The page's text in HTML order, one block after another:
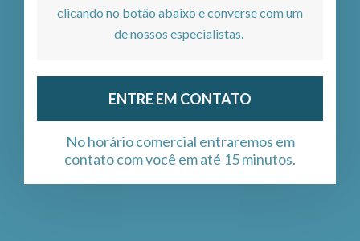
clicando no botão abaixo e converse com um
de nossos especialistas.
ENTRE EM CONTATO
No horário comercial entraremos em
contato com você em até 15 minutos.